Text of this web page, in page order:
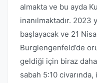
almakta ve bu ayda
inanılmaktadır. 2023
başlayacak ve 21
Burglengenfeld’de
geldiği için biraz
sabah 5:10